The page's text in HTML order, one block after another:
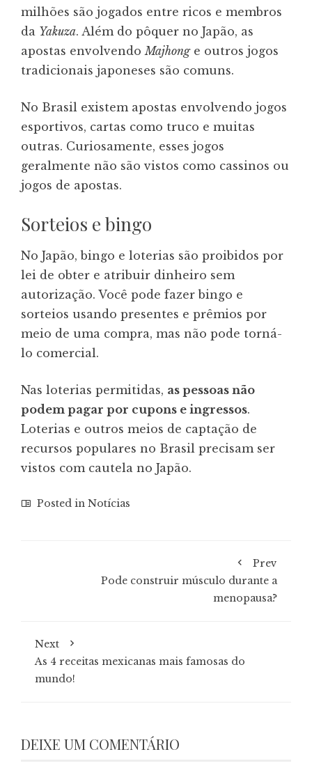
milhões são jogados entre ricos e membros
da Yakuza. Além do pôquer no Japão, as
apostas envolvendoMajhonge outros jogos
tradicionais japoneses são comuns.
No Brasil existem apostas envolvendo jogos
esportivos, cartas como truco e muitas
outras. Curiosamente, esses jogos
geralmente não são vistos como cassinos ou
jogos de apostas.
Sorteios e bingo
No Japão, bingo e loterias são proibidos por
lei de obter e atribuir dinheiro sem
autorização. Você pode fazer bingo e
sorteios usando presentes e prêmios por
meio de uma compra, mas não pode torná-
lo comercial.
Nas loterias permitidas, as pessoas não
podem pagar por cupons e ingressos.
Loterias e outros meios de captação de
recursos populares no Brasil precisam ser
vistos com cautela no Japão.
Posted in Notícias
Prev
Pode construir músculo durante a
menopausa?
Next
As 4 receitas mexicanas mais famosas do
mundo!
DEIXE UM COMENTÁRIO